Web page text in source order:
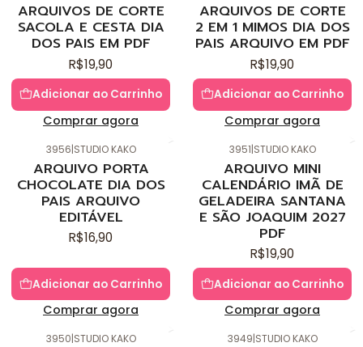
ARQUIVOS DE CORTE
SACOLA E CESTA DIA
DOS PAIS EM PDF
R$19,90
Adicionar ao Carrinho
Comprar agora
ARQUIVOS DE CORTE
2 EM 1 MIMOS DIA DOS
PAIS ARQUIVO EM PDF
R$19,90
Adicionar ao Carrinho
Comprar agora
3956|STUDIO KAKO
ARQUIVO PORTA
CHOCOLATE DIA DOS
PAIS ARQUIVO
EDITÁVEL
R$16,90
Adicionar ao Carrinho
Comprar agora
3951|STUDIO KAKO
ARQUIVO MINI
CALENDÁRIO IMÃ DE
GELADEIRA SANTANA
E SÃO JOAQUIM 2027
PDF
R$19,90
Adicionar ao Carrinho
Comprar agora
3950|STUDIO KAKO 3949|STUDIO KAKO